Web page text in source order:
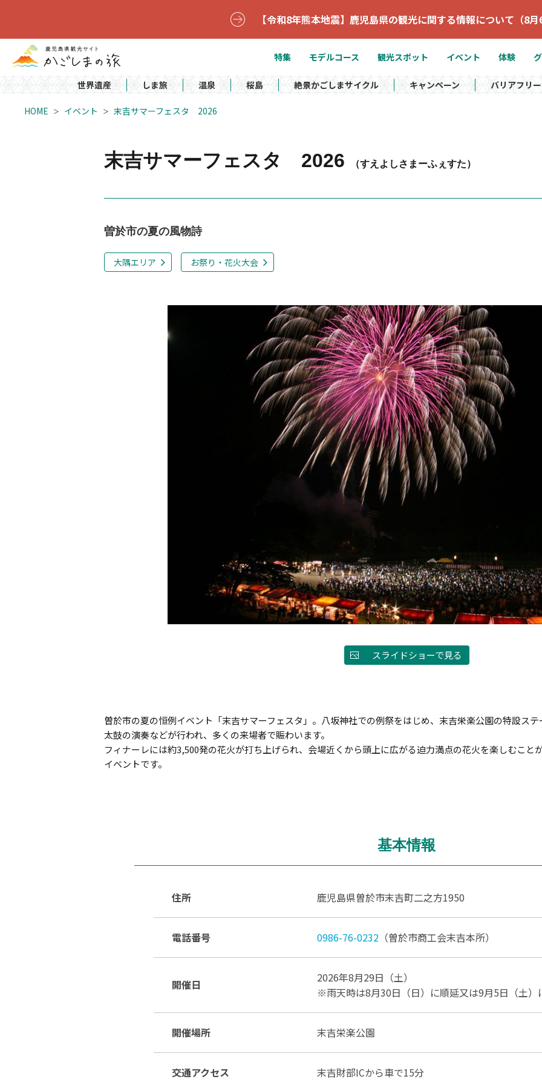
【令和8年熊本地震】鹿児島県の観光に関する情報について（8
特集 モデルコース 観光スポット イベント 体験
世界遺産 しま旅 温泉 桜島 絶景かごしまサイクル キャンペーン バリアフリー
HOME イベント 末吉サマーフェスタ 2026
末吉サマーフェスタ 2026 （すえよしさまーふぇすた）
曽於市の夏の風物詩
大隅エリア お祭り・花火大会
スライドショーで見る
曽於市の夏の恒例イベント「末吉サマーフェスタ」。八坂神社での例祭をはじめ、末吉栄楽公園の特設ス
太鼓の演奏などが行われ、多くの来場者で賑わいます。
フィナーレには約3,500発の花火が打ち上げられ、会場近くから頭上に広がる迫力満点の花火を楽しむこと
イベントです。
基本情報
住所 鹿児島県曽於市末吉町二之方1950
電話番号 0986-76-0232 （曽於市商工会末吉本所）
開催日
2026年8月29日（土）
※雨天時は8月30日（日）に順延又は9月5日（土）
開催場所 末吉栄楽公園
交通アクセス 末吉財部ICから車で15分